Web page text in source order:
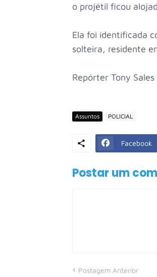
o projétil ficou
Ela foi identificada
solteira, residente
Repórter Tony Sales
Assuntos POLICIAL
Facebook
Postar um
Postagem Anterior